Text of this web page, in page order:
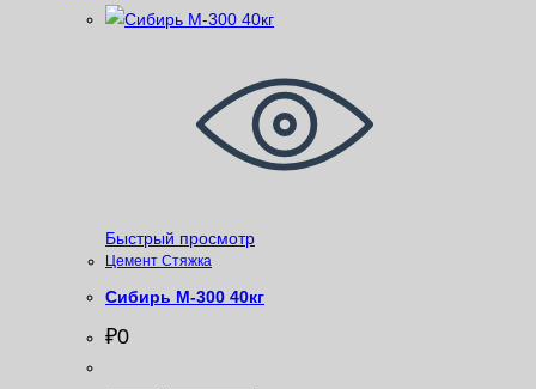
Быстрый просмотр
Цемент Стяжка
Сибирь М-300 40кг
₽0